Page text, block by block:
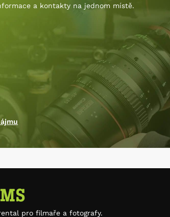
a kontakty na jednom místě.
pro filmaře a fotografy.